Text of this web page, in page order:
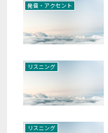
発音・アクセント
リスニング
リスニング